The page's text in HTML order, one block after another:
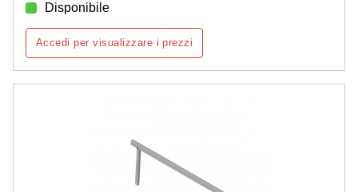
Disponibile
Accedi per visualizzare i prezzi